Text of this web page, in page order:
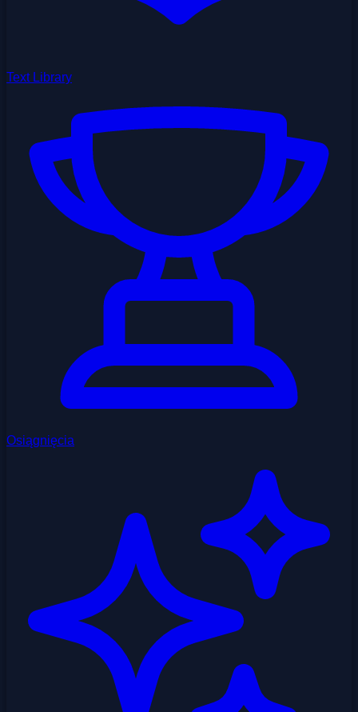
Text Library
Osiągnięcia